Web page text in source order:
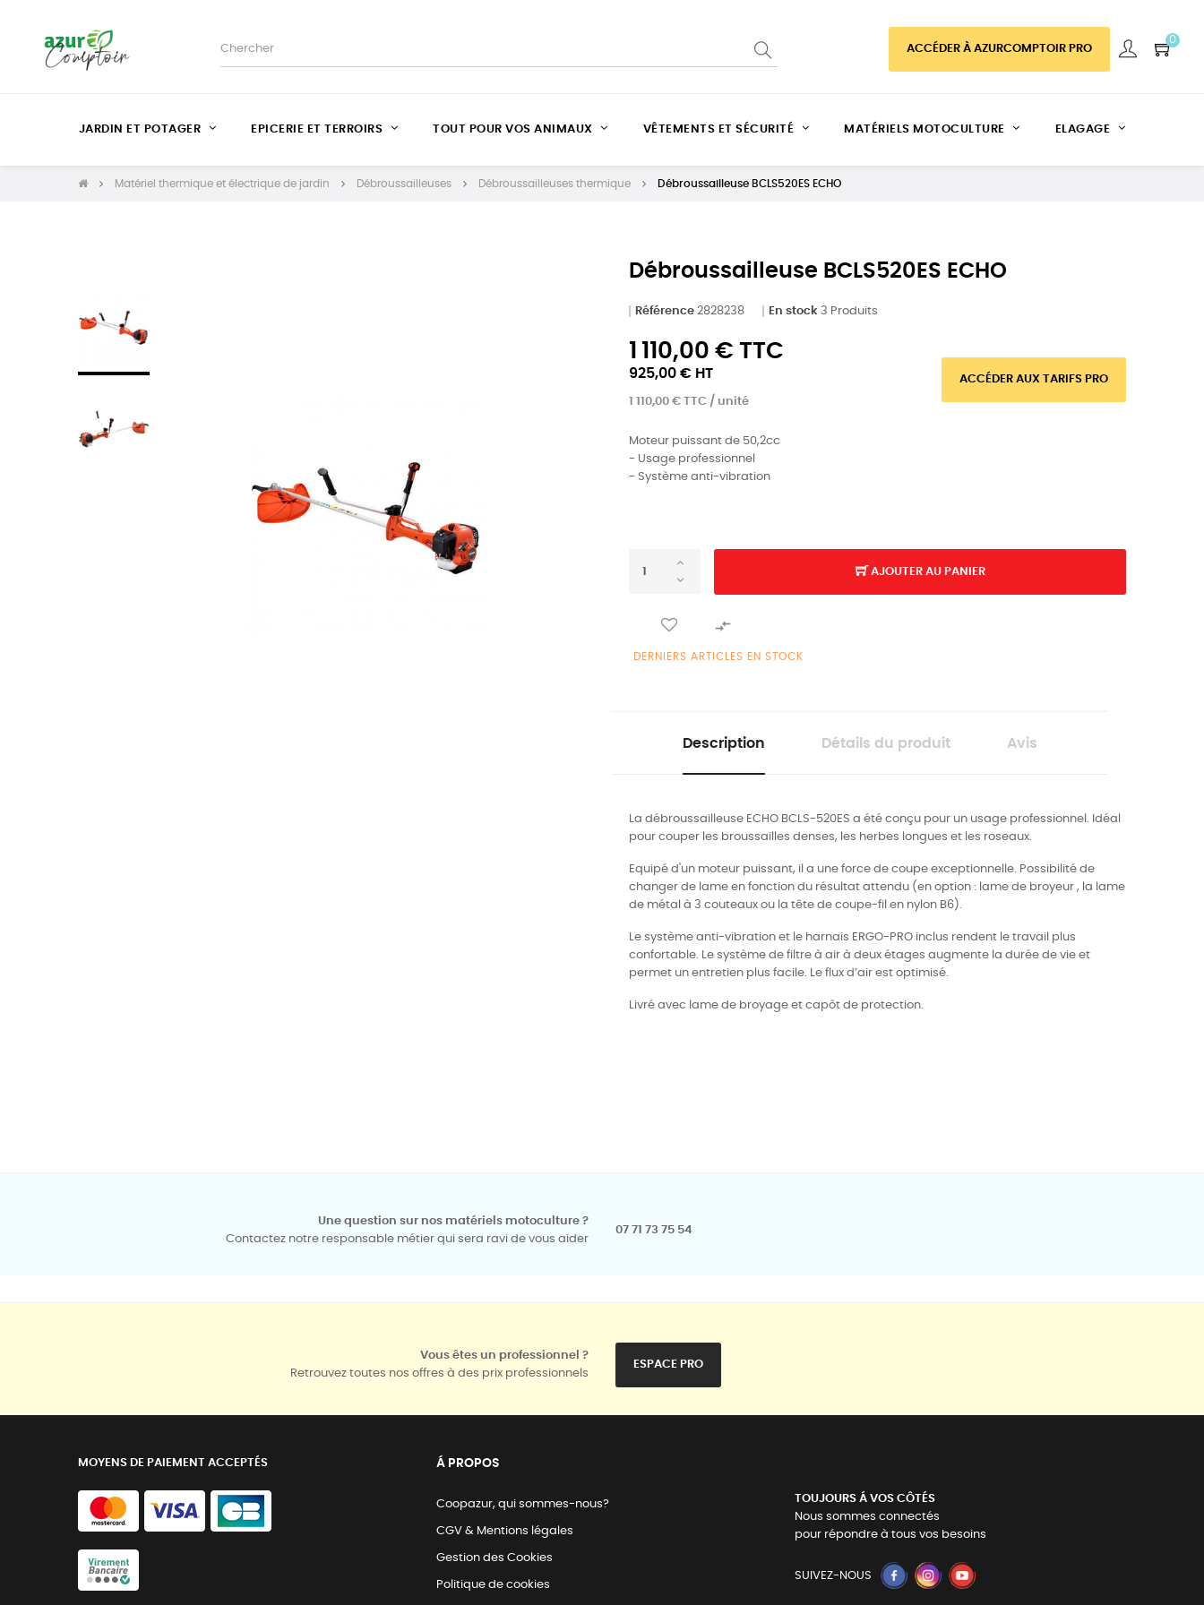
ACCÉDER À AZURCOMPTOIR PRO
0
JARDIN ET POTAGER EPICERIE ET TERROIRS TOUT POUR VOS ANIMAUX VÊTEMENTS ET SÉCURITÉ MATÉRIELS MOTOCULTURE ELAGAGE
Matériel thermique et électrique de jardin Débroussailleuses Débroussailleuses thermique Débroussailleuse BCLS520ES ECHO
Débroussailleuse BCLS520ES ECHO
Référence 2828238 En stock 3 Produits
1 110,00 € TTC
925,00 € HT
1 110,00 € TTC / unité
ACCÉDER AUX TARIFS PRO
Moteur puissant de 50,2cc
- Usage professionnel
- Système anti-vibration
AJOUTER AU PANIER

DERNIERS ARTICLES EN STOCK
Description Détails du produit Avis
La débroussailleuse ECHO BCLS-520ES a été conçu pour un usage professionnel. Idéal
pour couper les broussailles denses, les herbes longues et les roseaux.
Equipé d'un moteur puissant, il a une force de coupe exceptionnelle. Possibilité de
changer de lame en fonction du résultat attendu (en option : lame de broyeur , la lame
de métal à 3 couteaux ou la tête de coupe-fil en nylon B6).
Le système anti-vibration et le harnais ERGO-PRO inclus rendent le travail plus
confortable. Le système de filtre à air à deux étages augmente la durée de vie et
permet un entretien plus facile. Le flux d’air est optimisé.
Livré avec lame de broyage et capôt de protection.
Une question sur nos matériels motoculture ?
Contactez notre responsable métier qui sera ravi de vous aider
07 71 73 75 54
Vous êtes un professionnel ?
Retrouvez toutes nos offres à des prix professionnels
ESPACE PRO
MOYENS DE PAIEMENT ACCEPTÉS Á PROPOS
Coopazur, qui sommes-nous?
CGV & Mentions légales
Gestion des Cookies
Politique de cookies
TOUJOURS Á VOS CÔTÉS
Nous sommes connectés
pour répondre à tous vos besoins
SUIVEZ-NOUS